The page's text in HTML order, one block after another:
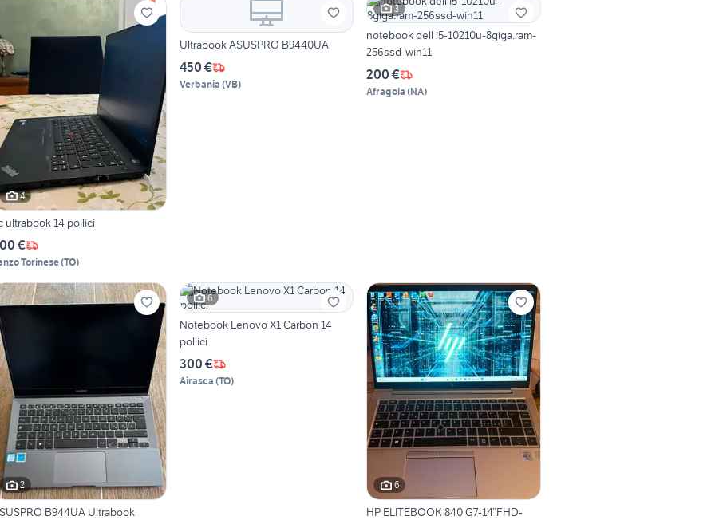
4
Pc ultrabook 14 pollici
€
Torinese(TO)
Ultrabook ASUSPRO B9440UA
450 €
Verbania (VB)
3
notebook dell i5-10210u-8giga.ram-
256ssd-win11
200 €
Afragola (NA)
2
B944UA Ultrabook
6
Notebook Lenovo X1 Carbon 14
pollici
300 €
Airasca (TO)
6
HP ELITEBOOK 840 G7-14”FHD-